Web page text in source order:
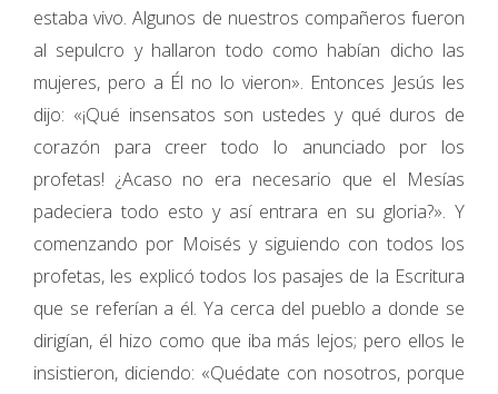
estaba vivo. Algunos de nuestros compañeros fueron
al sepulcro y hallaron todo como habían dicho las
mujeres, pero a Él no lo vieron». Entonces Jesús les
dijo: «¡Qué insensatos son ustedes y qué duros de
corazón para creer todo lo anunciado por los
profetas! ¿Acaso no era necesario que el Mesías
padeciera todo esto y así entrara en su gloria?». Y
comenzando por Moisés y siguiendo con todos los
profetas, les explicó todos los pasajes de la Escritura
que se referían a él. Ya cerca del pueblo a donde se
dirigían, él hizo como que iba más lejos; pero ellos le
insistieron, diciendo: «Quédate con nosotros, porque